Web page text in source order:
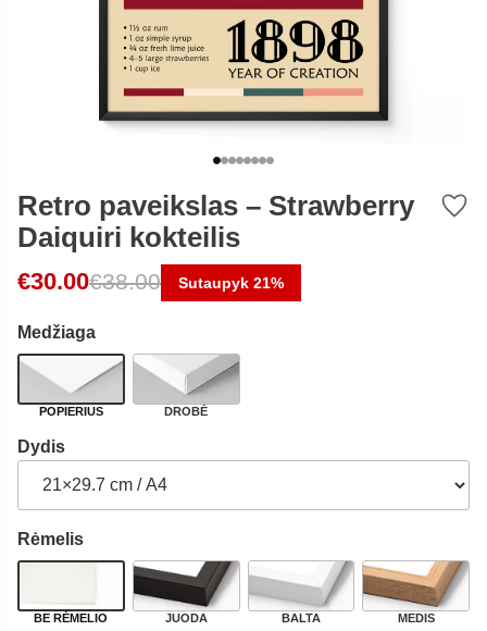
Retro paveikslas – Strawberry
Daiquiri kokteilis
€30.00€38.00
Original price was: €38.00.
Current price is: €30.00.
Sutaupyk 21%
Medžiaga
POPIERIUS DROBĖ
Dydis
Rėmelis
BE RĖMELIO JUODA BALTA MEDIS